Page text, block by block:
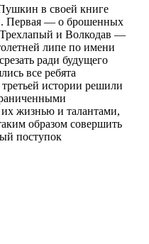
в своей книге
Первая — о брошенных
и Волкодав —
липе по имени
ради будущего
все ребята
истории решили
жизнью и талантами,
образом совершить
поступок